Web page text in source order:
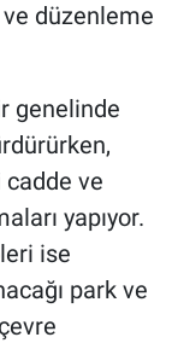
düzenleme
genelinde
ve
yapıyor.
ise
park ve